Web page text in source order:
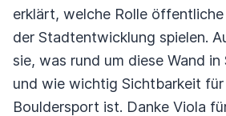
erklärt, welche Rolle
der Stadtentwicklung spielen.
sie, was rund um diese Wand
und wie wichtig Sichtbarkeit
Bouldersport ist. Danke Viola